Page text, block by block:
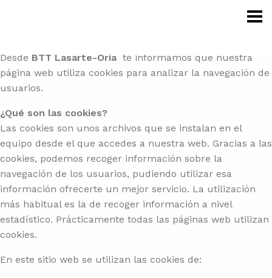
Desde BTT Lasarte-Oria te informamos que nuestra
página web utiliza cookies para analizar la navegación de
usuarios.
¿Qué son las cookies?
Las cookies son unos archivos que se instalan en el
equipo desde el que accedes a nuestra web. Gracias a las
cookies, podemos recoger información sobre la
navegación de los usuarios, pudiendo utilizar esa
información ofrecerte un mejor servicio. La utilización
más habitual es la de recoger información a nivel
estadístico. Prácticamente todas las páginas web utilizan
cookies.
En este sitio web se utilizan las cookies de: